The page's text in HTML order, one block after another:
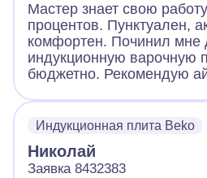
Мастер знает свою
процентов. Пунктуален,
комфортен. Починил мне
индукционную варочную
бюджетно. Рекомендую
Индукционная плита Beko
Николай
Заявка 8432383